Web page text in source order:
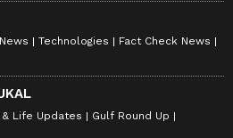
Technologies
Fact Check News
Life Updates
Gulf Round Up